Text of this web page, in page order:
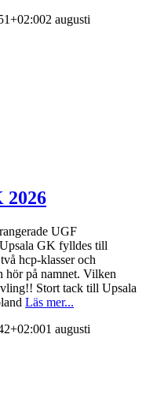
2 augusti
2026
UGF
GK fylldes till
hcp-klasser och
hör på namnet. Vilken
Stort tack till Upsala
Läs mer...
1 augusti